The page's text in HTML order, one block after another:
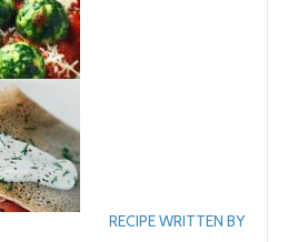
RECIPE WRITTEN BY